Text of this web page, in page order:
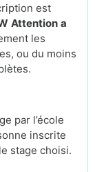
est
Attention a
les
ou du moins
par l’école
inscrite
stage choisi.